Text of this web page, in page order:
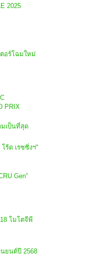
2025
ตอร์โฉมใหม่
PRIX
มเป็นที่สุด
ร้ด เรซซิ่งฯ"
Gen”
โมโตจีพี
ยนต์ปี 2568